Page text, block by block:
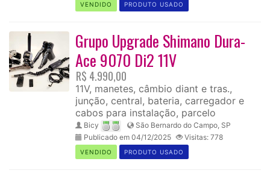
VENDIDO PRODUTO USADO
Grupo Upgrade Shimano Dura-
Ace 9070 Di2 11V
R$ 4.990,00
11V, manetes, câmbio diant e tras.,
junção, central, bateria, carregador e
cabos para instalação, parcelo
Bicy
São Bernardo do Campo, SP
Publicado em 04/12/2025
Visitas: 778
VENDIDO PRODUTO USADO